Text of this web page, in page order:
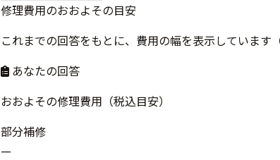
修理費用のおおよその目安
これまでの回答をもとに、費用の幅を表示しています
あなたの回答
おおよその修理費用（税込目安）
部分補修
—